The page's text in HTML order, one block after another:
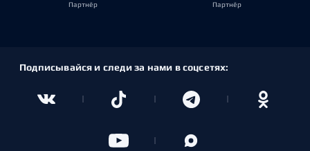
Партнёр Партнёр
Подписывайся и следи за нами в соцсетях: